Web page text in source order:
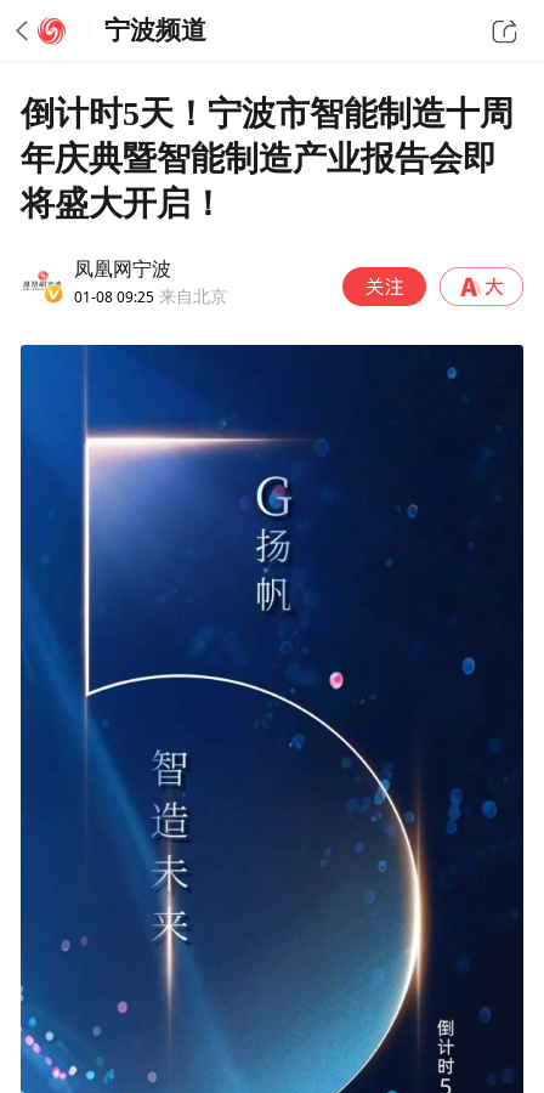
宁波频道
倒计时5天！宁波市智能制造十周
年庆典暨智能制造产业报告会即
将盛大开启！
凤凰网宁波
01-08 09:25 来自北京